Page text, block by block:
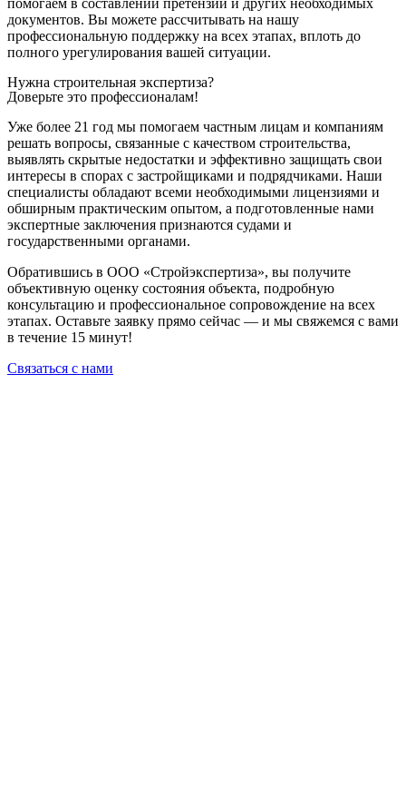
помогаем в составлении претензий и других необходимых
документов. Вы можете рассчитывать на нашу
профессиональную поддержку на всех этапах, вплоть до
полного урегулирования вашей ситуации.
Нужна строительная экспертиза?
Доверьте это профессионалам!
Уже более 21 год мы помогаем частным лицам и компаниям
решать вопросы, связанные с качеством строительства,
выявлять скрытые недостатки и эффективно защищать свои
интересы в спорах с застройщиками и подрядчиками. Наши
специалисты обладают всеми необходимыми лицензиями и
обширным практическим опытом, а подготовленные нами
экспертные заключения признаются судами и
государственными органами.
Обратившись в ООО «Стройэкспертиза», вы получите
объективную оценку состояния объекта, подробную
консультацию и профессиональное сопровождение на всех
этапах. Оставьте заявку прямо сейчас — и мы свяжемся с вами
в течение 15 минут!
Связаться с нами